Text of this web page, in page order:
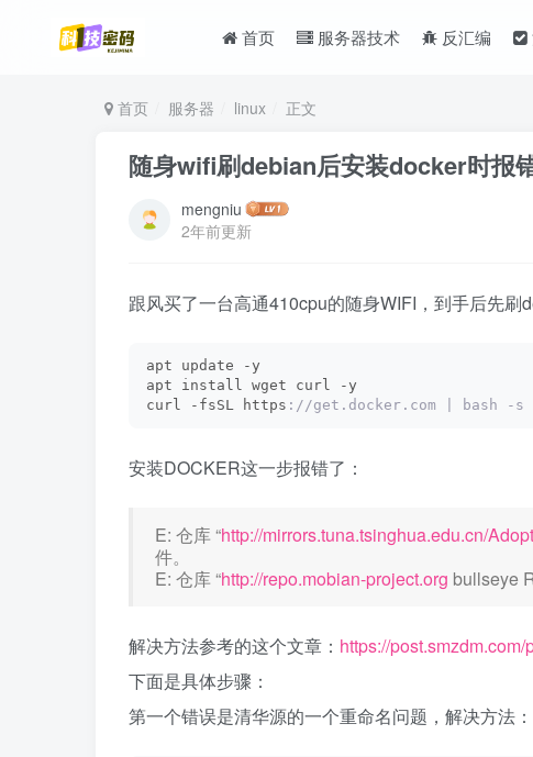
首页 服务器技术 反汇编
首页 服务器 linux 正文
随身wifi刷debian后安装docker时报
mengniu
2年前更新
跟风买了一台高通410cpu的随身WIFI，到手后先刷
apt update -y
apt install wget curl -y
curl -fsSL https ://get.docker.com | bash -
安装DOCKER这一步报错了：
E: 仓库 “http://mirrors.tuna.tsinghua.edu.cn/
件。
E: 仓库 “http://repo.mobian-project.org bullseye
解决方法参考的这个文章： https://
下面是具体步骤：
第一个错误是清华源的一个重命名问题，解决方法：